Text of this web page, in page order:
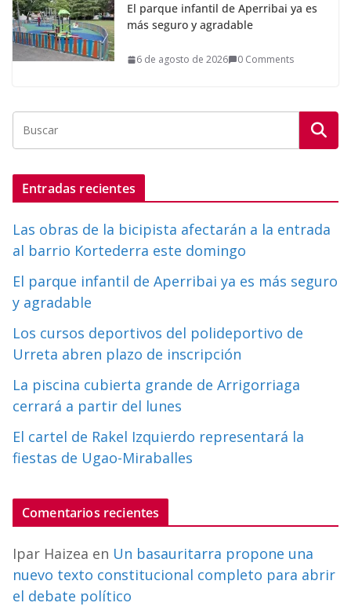
El parque infantil de Aperribai ya es
más seguro y agradable
6 de agosto de 2026 0 Comments
Entradas recientes
Las obras de la bicipista afectarán a la entrada
al barrio Kortederra este domingo
El parque infantil de Aperribai ya es más seguro
y agradable
Los cursos deportivos del polideportivo de
Urreta abren plazo de inscripción
La piscina cubierta grande de Arrigorriaga
cerrará a partir del lunes
El cartel de Rakel Izquierdo representará la
fiestas de Ugao-Miraballes
Comentarios recientes
Ipar Haizea en Un basauritarra propone una
nuevo texto constitucional completo para abrir
el debate político